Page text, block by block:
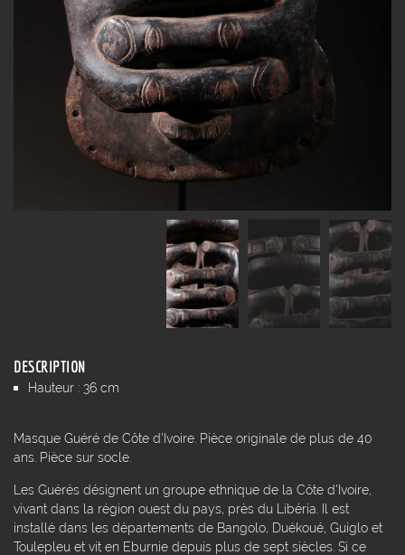
DESCRIPTION
Hauteur : 36 cm
Masque Guéré de Côte d'Ivoire. Pièce originale de plus de 40
ans. Pièce sur socle.
Les Guérés désignent un groupe ethnique de la Côte d'Ivoire,
vivant dans la région ouest du pays, près du Libéria. Il est
installé dans les départements de Bangolo, Duékoué, Guiglo et
Toulepleu et vit en Eburnie depuis plus de sept siècles. Si ce